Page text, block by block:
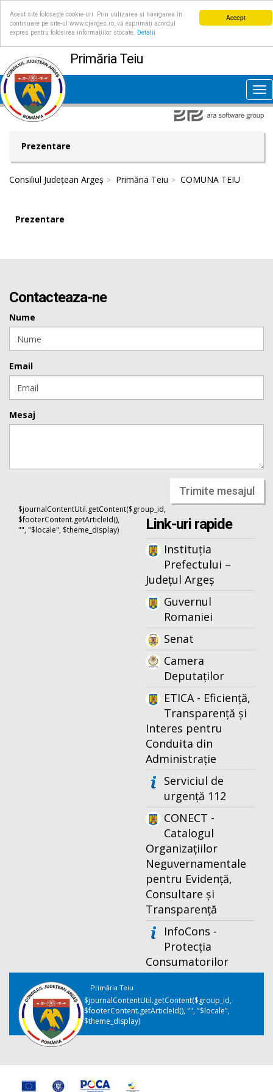
Accept
Acest site folosește cookie-uri. Prin utilizarea și navigarea în
continuare pe site-ul www.cjarges.ro, vă exprimați acordul
expres pentru folosirea informațiilor stocate.
Detalii
Primăria Teiu
Prezentare
Consiliul Județean Argeș Primăria Teiu COMUNA TEIU
Prezentare
Contacteaza-ne
Nume
Email
Mesaj
Trimite mesajul
$journalContentUtil.getContent($group_id,
$footerContent.getArticleId(),
"", "$locale", $theme_display)
Link-uri rapide
Instituția
Prefectului –
Județul Argeș
Guvernul
Romaniei
Senat
Camera
Deputaților
ETICA - Eficiență,
Transparență și
Interes pentru
Conduita din
Administrație
Serviciul de
urgență 112
CONECT -
Catalogul
Organizațiilor
Neguvernamentale
pentru Evidență,
Consultare și
Transparență
InfoCons -
Protecția
Consumatorilor
Primăria Teiu
$journalContentUtil.getContent($group_id,
$footerContent.getArticleId(), "", "$locale",
$theme_display)